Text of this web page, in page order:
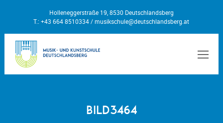
Holleneggerstraße 19, 8530 Deutschlandsberg
T.: +43 664 8510334 /musikschule@deutschlandsberg.at
BILD3464